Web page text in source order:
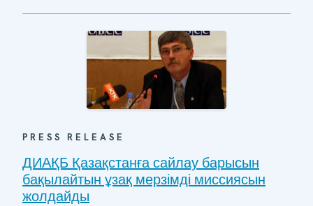
PRESS RELEASE
ДИАҚБ Қазақстанға сайлау барысын
бақылайтын ұзақ мерзімді миссиясын
жолдайды